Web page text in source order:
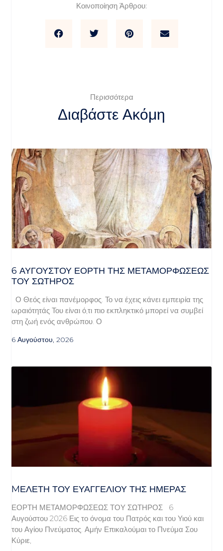
Κοινοποίηση Άρθρου:
Περισσότερα
Διαβάστε Ακόμη
6 ΑΥΓΟΥΣΤΟΥ ΕΟΡΤΗ ΤΗΣ ΜΕΤΑΜΟΡΦΩΣΕΩΣ
ΤΟΥ ΣΩΤΗΡΟΣ
Ο Θεός είναι πανέμορφος. Το να έχεις κάνει εμπειρία της
ωραιότητάς Του είναι ό,τι πιο εκπληκτικό μπορεί να συμβεί
στη ζωή ενός ανθρώπου. Ο
6 Αυγούστου, 2026
MΕΛΈΤΗ ΤΟΥ ΕΥΑΓΓΕΛΊΟΥ ΤΗΣ ΗΜΈΡΑΣ
ΕΟΡΤΗ ΜΕΤΑΜΟΡΦΩΣΕΩΣ ΤΟΥ ΣΩΤΗΡΟΣ 6
Αυγούστου 2026 Εις το όνομα του Πατρός και του Υιού και
του Αγίου Πνεύματος. Αμήν Επικαλούμαι το Πνεύμα Σου
Κύριε,